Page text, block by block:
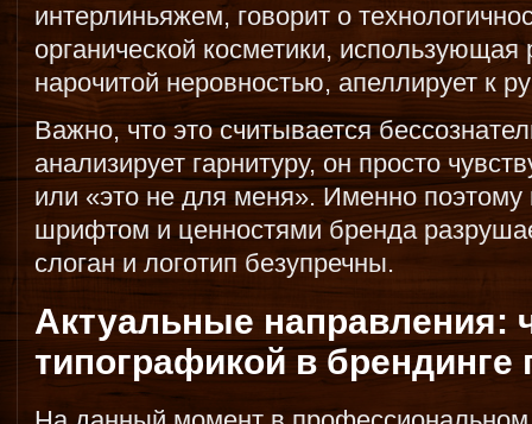
интерлиньяжем, говорит о
органической косметики,
нарочитой неровностью, апеллирует к
Важно, что это считывается
анализирует гарнитуру, он просто
или «это не для меня». Именно поэтому
шрифтом и ценностями бренда
слоган и логотип безупречны.
Актуальные направления:
типографикой в брендинге